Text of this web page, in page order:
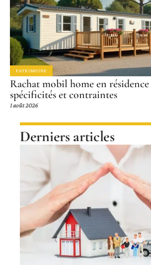
PATRIMOINE
Rachat mobil home en
spécificités et contraintes
1 août 2026
Derniers articles